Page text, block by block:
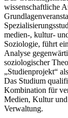
wissenschaftliche
medien-, kultur-
Soziologie, führt
Analyse
soziologischer
„Studienprojekt“
Das Studium
Kombination für
Medien, Kultur
Verwaltung.